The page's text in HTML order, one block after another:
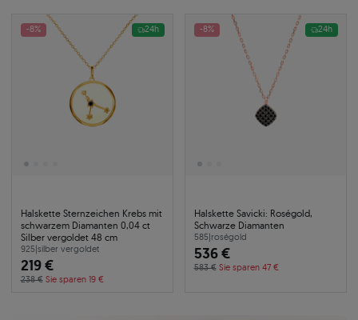
-8% 24h
Halskette Sternzeichen Krebs mit
schwarzem Diamanten 0,04 ct
Silber vergoldet 48 cm
925|silber vergoldet
219 €
238 € Sie sparen 19 €
-8% 24h
Halskette Savicki: Roségold,
Schwarze Diamanten
585|roségold
536 €
583 € Sie sparen 47 €